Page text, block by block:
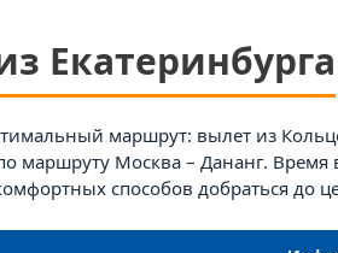
Екатеринбурга
маршрут: вылет из
маршруту Москва – Дананг. Время
способов добраться до